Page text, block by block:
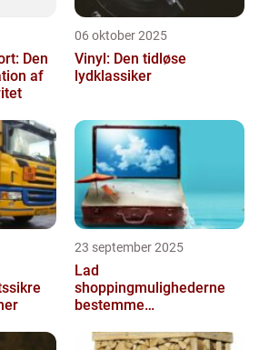
Den
af
06 oktober 2025
Vinyl: Den tidløse
lydklassiker
23 september 2025
Lad
shoppingmulighederne
bestemme